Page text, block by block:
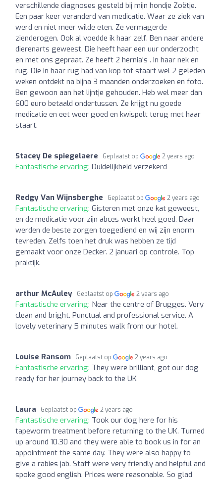
verschillende diagnoses gesteld bij mijn hondje Zoëtje.
Een paar keer veranderd van medicatie. Waar ze ziek van
werd en niet meer wilde eten. Ze vermagerde
zienderogen. Ook al voedde ik haar zelf. Ben naar andere
dierenarts geweest. Die heeft haar een uur onderzocht
en met ons gepraat. Ze heeft 2 hernia's . In haar nek en
rug. Die in haar rug had van kop tot staart wel 2 geleden
weken ontdekt na bijna 3 maanden onderzoeken en foto.
Ben gewoon aan het lijntje gehouden. Heb wel meer dan
600 euro betaald ondertussen. Ze krijgt nu goede
medicatie en eet weer goed en kwispelt terug met haar
staart.
Stacey De spiegelaere Geplaatst op 2 years ago
Fantastische ervaring: Duidelijkheid verzekerd
Redgy Van Wijnsberghe Geplaatst op 2 years ago
Fantastische ervaring: Gisteren met onze kat geweest,
en de medicatie voor zijn abces werkt heel goed. Daar
werden de beste zorgen toegediend en wij zijn enorm
tevreden. Zelfs toen het druk was hebben ze tijd
gemaakt voor onze Decker. 2 januari op controle. Top
praktijk.
arthur McAuley Geplaatst op 2 years ago
Fantastische ervaring: Near the centre of Brugges. Very
clean and bright. Punctual and professional service. A
lovely veterinary 5 minutes walk from our hotel.
Louise Ransom Geplaatst op 2 years ago
Fantastische ervaring: They were brilliant, got our dog
ready for her journey back to the UK
Laura Geplaatst op 2 years ago
Fantastische ervaring: Took our dog here for his
tapeworm treatment before returning to the UK. Turned
up around 10.30 and they were able to book us in for an
appointment the same day. They were also happy to
give a rabies jab. Staff were very friendly and helpful and
spoke good english. Prices were reasonable. So glad